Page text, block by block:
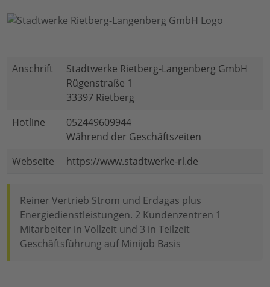
Anschrift
Stadtwerke Rietberg-Langenberg GmbH
Rügenstraße 1
33397 Rietberg
Hotline
052449609944
Während der Geschäftszeiten
Webseite
https://www.stadtwerke-rl.de
Reiner Vertrieb Strom und Erdagas plus
Energiedienstleistungen. 2 Kundenzentren 1
Mitarbeiter in Vollzeit und 3 in Teilzeit
Geschäftsführung auf Minijob Basis